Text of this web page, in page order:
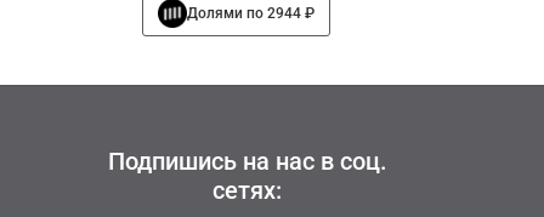
составляла
11775 руб
можно
на
Долями по 2944 ₽
Подпишись на нас в соц.
сетях: